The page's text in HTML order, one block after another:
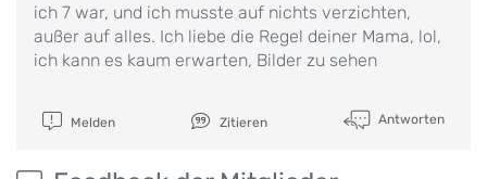
ich 7 war, und ich musste auf nichts verzichten,
außer auf alles. Ich liebe die Regel deiner Mama, lol,
ich kann es kaum erwarten, Bilder zu sehen
Melden Zitieren Antworten